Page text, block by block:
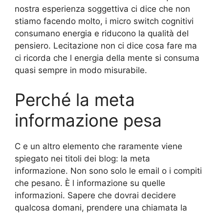
nostra esperienza soggettiva ci dice che non
stiamo facendo molto, i micro switch cognitivi
consumano energia e riducono la qualità del
pensiero. Lecitazione non ci dice cosa fare ma
ci ricorda che l energia della mente si consuma
quasi sempre in modo misurabile.
Perché la meta
informazione pesa
C e un altro elemento che raramente viene
spiegato nei titoli dei blog: la meta
informazione. Non sono solo le email o i compiti
che pesano. È l informazione su quelle
informazioni. Sapere che dovrai decidere
qualcosa domani, prendere una chiamata la